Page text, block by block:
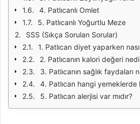
4. Patlıcanlı Omlet
5. Patlıcanlı Yoğurtlu Meze
SSS (Sıkça Sorulan Sorular)
1. Patlıcan diyet yaparken
2. Patlıcanın kalori değeri
3. Patlıcanın sağlık faydaları
4. Patlıcan hangi yemeklerde
5. Patlıcan alerjisi var mıdır?